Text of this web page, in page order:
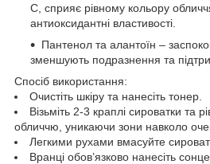
C, сприяє рівному кольору
антиоксидантні властивості.
Пантенол та алантоїн –
зменшують подразнення та
Спосіб використання:
Очистіть шкіру та нанесіть тонер.
Візьміть 2-3 краплі сироватки та
обличчю, уникаючи зони навколо
Легкими рухами вмасуйте
Вранці обов’язково нанесіть